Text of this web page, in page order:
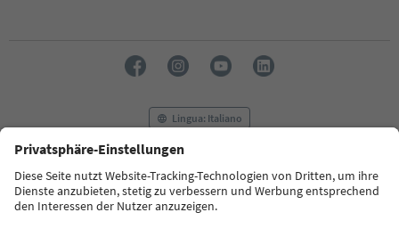
Lingua: Italiano
FAQ Contatti Press MICE
Privacy Policy
Termini e condizioni
Crediti
Cookie Policy